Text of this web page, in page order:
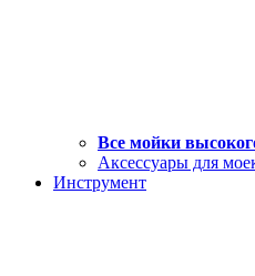
Все мойки
Аксессуары для
Инструмент